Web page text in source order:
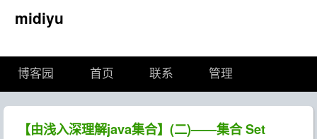
midiyu
博客园 首页 联系 管理
【由浅入深理解java集合】(二)——集合 Set